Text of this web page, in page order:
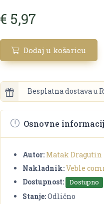
€ 5,97
Dodaj u košaricu
Besplatna dostava u
Osnovne
Autor: Matak Dragutin
Nakladnik:Veble
Dostupnost:
Dostupno
Stanje:Odlično